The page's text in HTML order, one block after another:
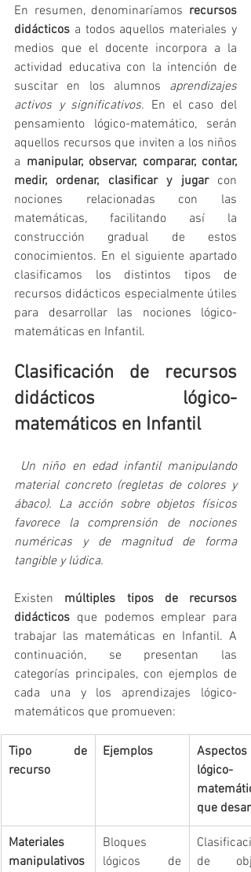
En resumen, denominaríamos recursos
didácticos a todos aquellos materiales y
medios que el docente incorpora a la
actividad educativa con la intención de
suscitar en los alumnos aprendizajes
activos y significativos. En el caso del
pensamiento lógico-matemático, serán
aquellos recursos que inviten a los niños
a manipular, observar, comparar, contar,
medir, ordenar, clasificar y jugar con
nociones relacionadas con las
matemáticas, facilitando así la
construcción gradual de estos
conocimientos. En el siguiente apartado
clasificamos los distintos tipos de
recursos didácticos especialmente útiles
para desarrollar las nociones lógico-
matemáticas en Infantil.
Clasificación de recursos
didácticos lógico-
matemáticos en Infantil
Un niño en edad infantil manipulando
material concreto (regletas de colores y
ábaco). La acción sobre objetos físicos
favorece la comprensión de nociones
numéricas y de magnitud de forma
tangible y lúdica.
Existen múltiples tipos de recursos
didácticos que podemos emplear para
trabajar las matemáticas en Infantil. A
continuación, se presentan las
categorías principales, con ejemplos de
cada una y los aprendizajes lógico-
matemáticos que promueven:
Tipo de
recurso
Ejemplos
Aspectos
lógico-
que
Materiales
manipulativos
Bloques
lógicos de
de